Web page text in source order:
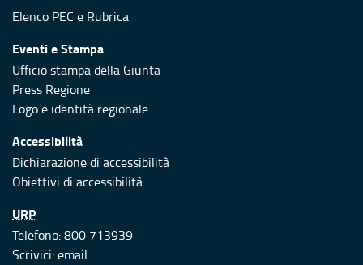
Elenco PEC e Rubrica
Eventi e Stampa
Ufficio stampa della Giunta
Press Regione
Logo e identità regionale
Accessibilità
Dichiarazione di accessibilità
Obiettivi di accessibilità
URP
Telefono: 800 713939
Scrivici:email